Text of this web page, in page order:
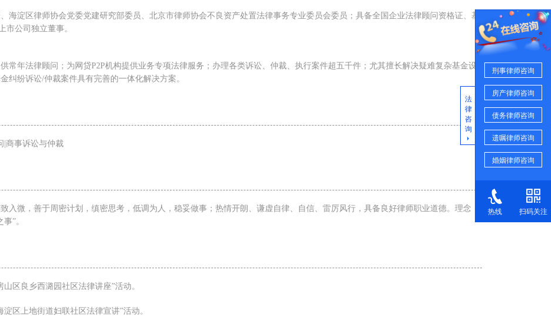
海淀区律师协会党委党建研究部委员、北京市律师协会不良资产处置法律事务专业委员会委员；具备全国企业法律顾问资格证、基
市公司独立董事。
常年法律顾问；为网贷P2P机构提供业务专项法律服务；办理各类诉讼、仲裁、执行案件超五千件；尤其擅长解决疑难复杂基金设
纠纷诉讼/仲裁案件具有完善的一体化解决方案。
|商事诉讼与仲裁
入微，善于周密计划，缜密思考，低调为人，稳妥做事；热情开朗、谦虚自律、自信、雷厉风行，具备良好律师职业道德。理念
”。
区良乡西潞园社区法律讲座”活动。
区上地街道妇联社区法律宣讲”活动。
法
律
咨
询
刑事律师咨询
房产律师咨询
债务律师咨询
遗嘱律师咨询
婚姻律师咨询
热线 扫码关注